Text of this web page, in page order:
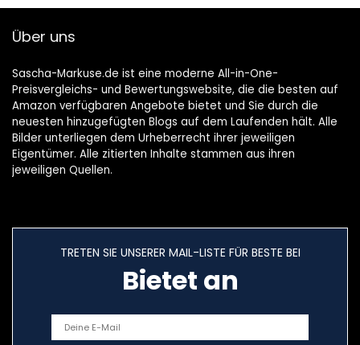
Über uns
Sascha-Markuse.de ist eine moderne All-in-One-
Preisvergleichs- und Bewertungswebsite, die die besten auf
Amazon verfügbaren Angebote bietet und Sie durch die
neuesten hinzugefügten Blogs auf dem Laufenden hält. Alle
Bilder unterliegen dem Urheberrecht ihrer jeweiligen
Eigentümer. Alle zitierten Inhalte stammen aus ihren
jeweiligen Quellen.
TRETEN SIE UNSERER MAIL-LISTE FÜR BESTE BEI
Bietet an